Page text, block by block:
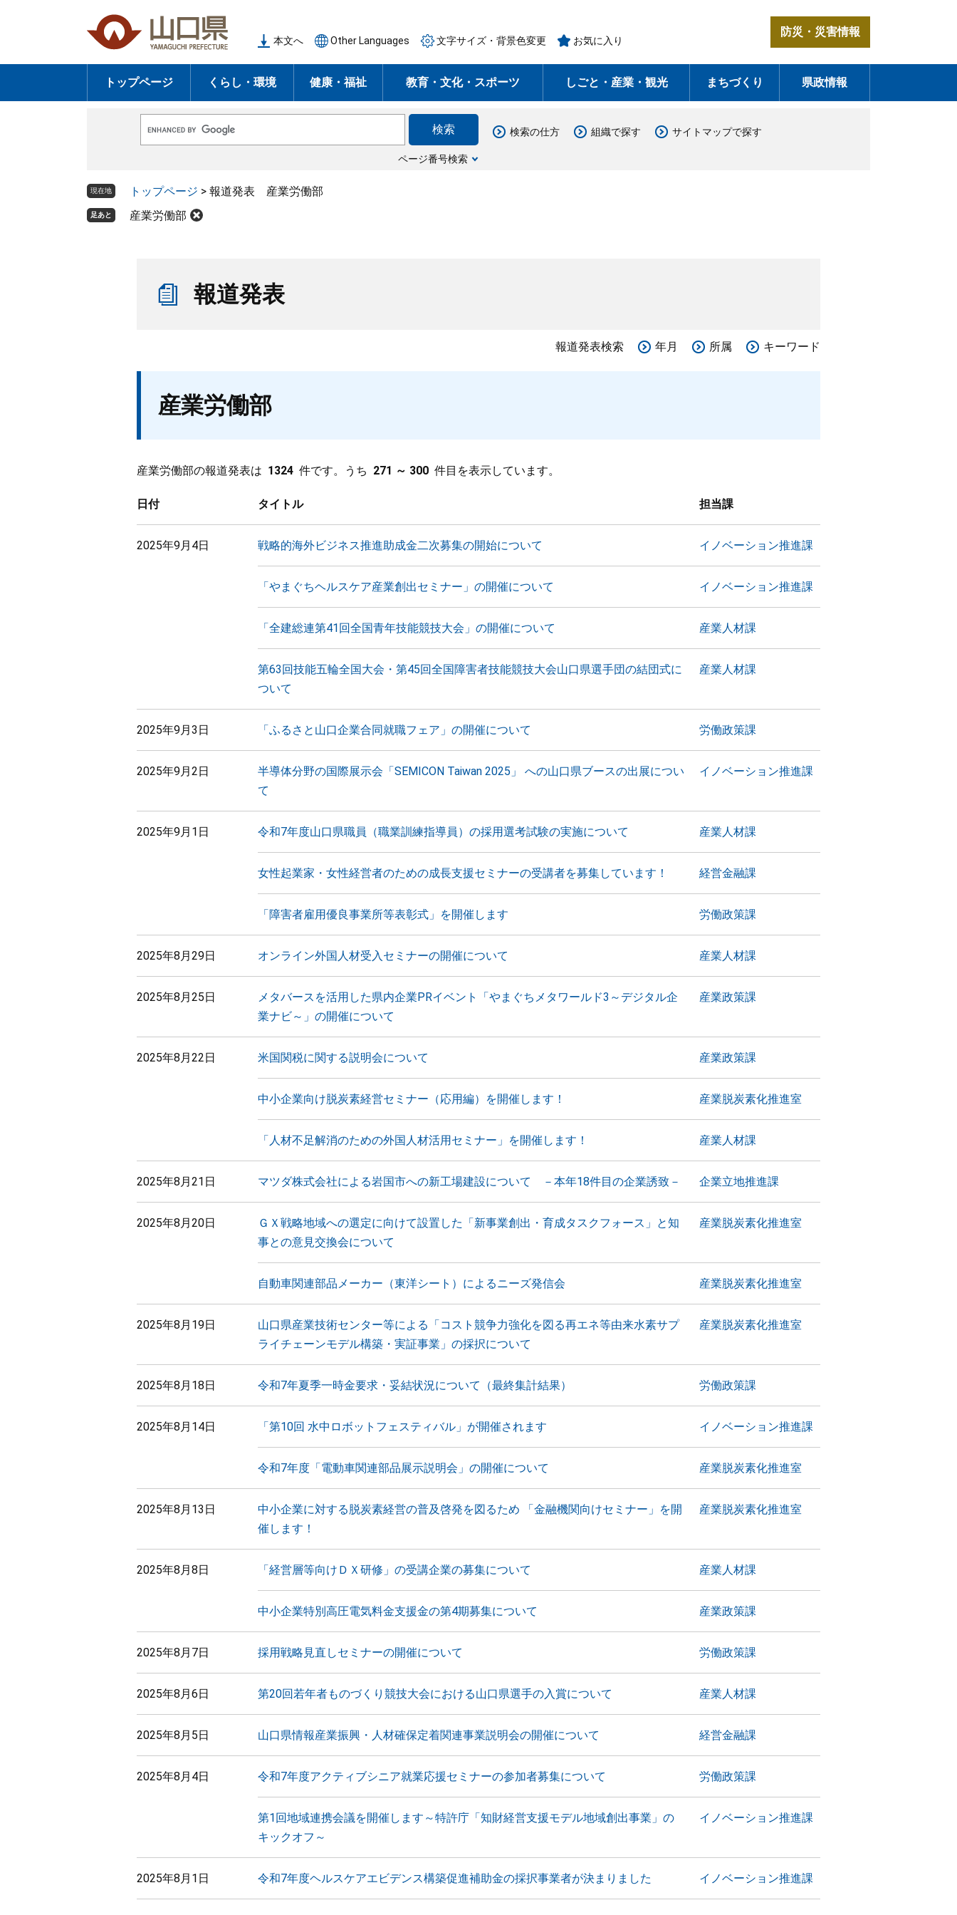
の
頭
ー
飛
本文へ Other Languages 文字サイズ・背景色変更 お気に入り
防災・災害情報
トップページ くらし・環境 健康・福祉 教育・文化・スポーツ しごと・産業・観光 まちづくり 県政情報
o
e
ス
ページ番号検索
検索の仕方 組織で探す サイトマップで探す
現在地 トップページ > 報道発表 産業労働部
足あと 産業労働部
報道発表
報道発表検索 年月 所属 キーワード
産業労働部
産業労働部の報道発表は 1324 件です。うち 271 ～ 300 件目を表示しています。
日付 タイトル 担当課
2025年9月4日 戦略的海外ビジネス推進助成金二次募集の開始について イノベーション推進課
「やまぐちヘルスケア産業創出セミナー」の開催について イノベーション推進課
「全建総連第41回全国青年技能競技大会」の開催について 産業人材課
第63回技能五輪全国大会・第45回全国障害者技能競技大会山口県選手団の結団式に
ついて
産業人材課
2025年9月3日 「ふるさと山口企業合同就職フェア」の開催について 労働政策課
2025年9月2日
半導体分野の国際展示会「SEMICON Taiwan 2025」 への山口県ブースの出展につい
て
イノベーション推進課
2025年9月1日 令和7年度山口県職員（職業訓練指導員）の採用選考試験の実施について 産業人材課
女性起業家・女性経営者のための成長支援セミナーの受講者を募集しています！ 経営金融課
「障害者雇用優良事業所等表彰式」を開催します 労働政策課
2025年8月29日 オンライン外国人材受入セミナーの開催について 産業人材課
2025年8月25日
メタバースを活用した県内企業PRイベント「やまぐちメタワールド3～デジタル企
業ナビ～」の開催について
産業政策課
2025年8月22日 米国関税に関する説明会について 産業政策課
中小企業向け脱炭素経営セミナー（応用編）を開催します！ 産業脱炭素化推進室
「人材不足解消のための外国人材活用セミナー」を開催します！ 産業人材課
2025年8月21日 マツダ株式会社による岩国市への新工場建設について －本年18件目の企業誘致－ 企業立地推進課
2025年8月20日
ＧＸ戦略地域への選定に向けて設置した「新事業創出・育成タスクフォース」と知
事との意見交換会について
産業脱炭素化推進室
自動車関連部品メーカー（東洋シート）によるニーズ発信会 産業脱炭素化推進室
2025年8月19日
山口県産業技術センター等による「コスト競争力強化を図る再エネ等由来水素サプ
ライチェーンモデル構築・実証事業」の採択について
産業脱炭素化推進室
2025年8月18日 令和7年夏季一時金要求・妥結状況について（最終集計結果） 労働政策課
2025年8月14日 「第10回 水中ロボットフェスティバル」が開催されます イノベーション推進課
令和7年度「電動車関連部品展示説明会」の開催について 産業脱炭素化推進室
2025年8月13日
中小企業に対する脱炭素経営の普及啓発を図るため 「金融機関向けセミナー」を開
催します！
産業脱炭素化推進室
2025年8月8日 「経営層等向けＤＸ研修」の受講企業の募集について 産業人材課
中小企業特別高圧電気料金支援金の第4期募集について 産業政策課
2025年8月7日 採用戦略見直しセミナーの開催について 労働政策課
2025年8月6日 第20回若年者ものづくり競技大会における山口県選手の入賞について 産業人材課
2025年8月5日 山口県情報産業振興・人材確保定着関連事業説明会の開催について 経営金融課
2025年8月4日 令和7年度アクティブシニア就業応援セミナーの参加者募集について 労働政策課
第1回地域連携会議を開催します～特許庁「知財経営支援モデル地域創出事業」の
キックオフ～
イノベーション推進課
2025年8月1日 令和7年度ヘルスケアエビデンス構築促進補助金の採択事業者が決まりました イノベーション推進課